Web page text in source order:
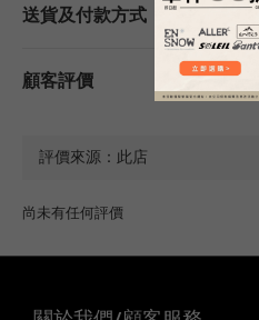
送貨及付款方式
顧客評價
尚未有任何評價